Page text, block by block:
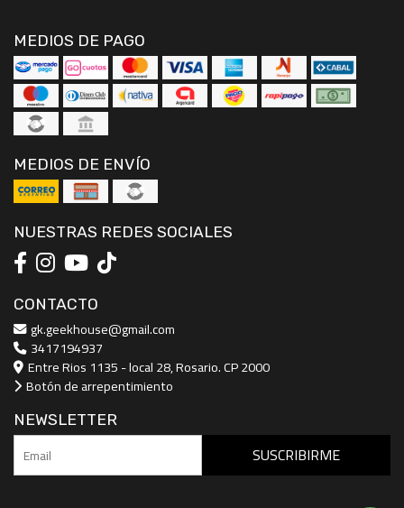
MEDIOS DE PAGO
MEDIOS DE ENVÍO
NUESTRAS REDES SOCIALES
CONTACTO
gk.geekhouse@gmail.com
3417194937
Entre Rios 1135 - local 28, Rosario. CP 2000
Botón de arrepentimiento
NEWSLETTER
SUSCRIBIRME